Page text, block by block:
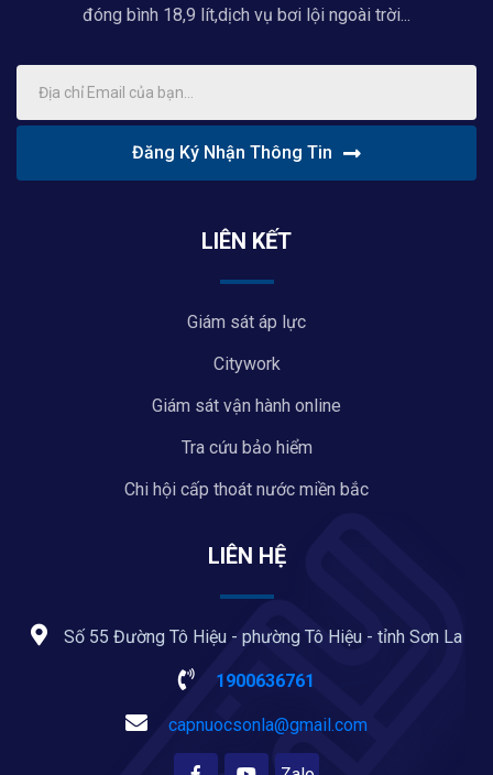
đóng bình 18,9 lít,dịch vụ bơi lội ngoài trời...
Đăng Ký Nhận Thông Tin
LIÊN KẾT
Giám sát áp lực
Citywork
Giám sát vận hành online
Tra cứu bảo hiểm
Chi hội cấp thoát nước miền bắc
LIÊN HỆ
Số 55 Đường Tô Hiệu - phường Tô Hiệu - tỉnh Sơn La
1900636761
capnuocsonla@gmail.com